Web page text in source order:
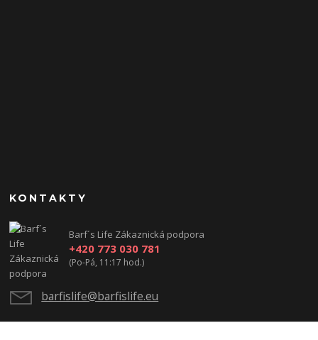
KONTAKTY
Barf´s Life Zákaznická podpora
+420 773 030 781
(Po-Pá, 11:17 hod.)
barfislife@barfislife.eu